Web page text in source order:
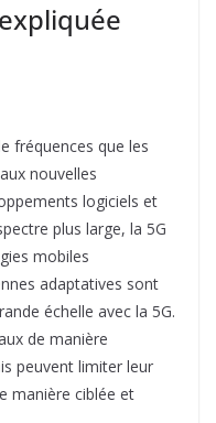
fréquences que les
nouvelles
logiciels et
plus large, la 5G
mobiles
adaptatives sont
échelle avec la 5G.
de manière
peuvent limiter leur
manière ciblée et